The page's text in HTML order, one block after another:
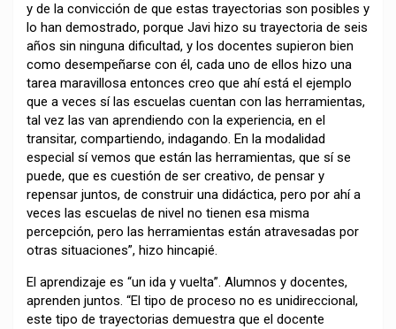
y de la convicción de que estas trayectorias son posibles y
lo han demostrado, porque Javi hizo su trayectoria de seis
años sin ninguna dificultad, y los docentes supieron bien
como desempeñarse con él, cada uno de ellos hizo una
tarea maravillosa entonces creo que ahí está el ejemplo
que a veces sí las escuelas cuentan con las herramientas,
tal vez las van aprendiendo con la experiencia, en el
transitar, compartiendo, indagando. En la modalidad
especial sí vemos que están las herramientas, que sí se
puede, que es cuestión de ser creativo, de pensar y
repensar juntos, de construir una didáctica, pero por ahí a
veces las escuelas de nivel no tienen esa misma
percepción, pero las herramientas están atravesadas por
otras situaciones”, hizo hincapié.
El aprendizaje es “un ida y vuelta”. Alumnos y docentes,
aprenden juntos. “El tipo de proceso no es unidireccional,
este tipo de trayectorias demuestra que el docente